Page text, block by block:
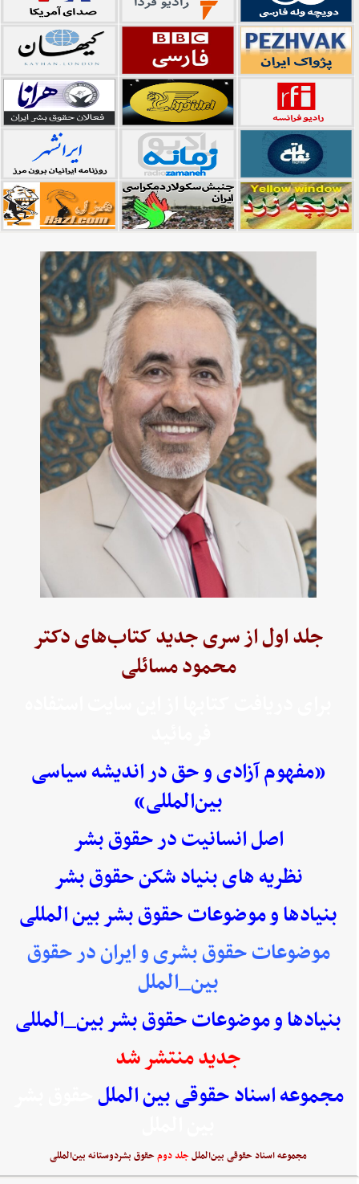
جلد اول از سری جدید کتاب‌های دکتر
محمود مسائلی
«مفهوم آزادی و حق در اندیشه سیاسی
بین‌المللی»
اصل انسانیت در حقوق بشر
نظریه های بنیاد شکن حقوق بشر
بنیادها و موضوعات حقوق بشر بین المللی
موضوعات حقوق بشری و ایران در حقوق
بین_الملل
بنیادها و موضوعات حقوق بشر بین_المللی
جدید منتشر شد
مجموعه اسناد حقوقی بین الملل
مجموعه اسناد حقوقی بین‌المللجلد دومحقوق بشردوستانه بین‌المللی